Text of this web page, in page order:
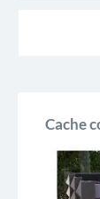
Cache